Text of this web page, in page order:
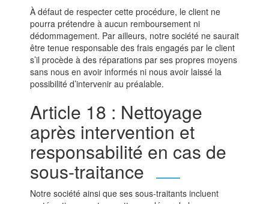
À défaut de respecter cette procédure, le client ne
pourra prétendre à aucun remboursement ni
dédommagement. Par ailleurs, notre société ne saurait
être tenue responsable des frais engagés par le client
s’il procède à des réparations par ses propres moyens
sans nous en avoir informés ni nous avoir laissé la
possibilité d’intervenir au préalable.
Article 18 : Nettoyage
après intervention et
responsabilité en cas de
sous-traitance
Notre société ainsi que ses sous-traitants incluent